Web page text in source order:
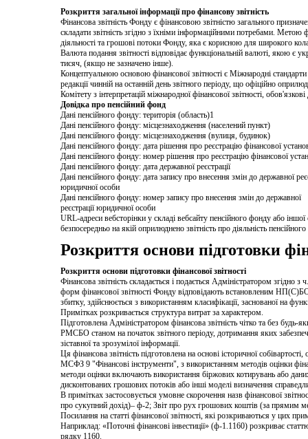
Розкриття загальної інформації про фінансову звітність
Фінансова звітність Фонду є фінансовою звітністю загального
складати звітність згідно з їхніми інформаційними потребами. Метою
діяльності та грошові потоки Фонду, яка є корисною для широкого
Валюта подання звітності відповідає функціональній валюті, якою є
тисяч, (якщо не зазначено інше).
Концептуальною основою фінансової звітності є Міжнародні
редакції чинній на останній день звітного періоду, що офіційно
Комітету з інтерпретацій міжнародної фінансової звітності,
Довідка про пенсійний фонд
Дані пенсійного фонду: територія (область)1
Дані пенсійного фонду: місцезнаходження (населений пункт)
Дані пенсійного фонду: місцезнаходження (вулиця, будинок)
Дані пенсійного фонду: дата рішення про реєстрацію фінансової
Дані пенсійного фонду: номер рішення про реєстрацію фінансової
Дані пенсійного фонду: дата державної реєстрації
Дані пенсійного фонду: дата запису про внесення змін до державної
юридичної особи
Дані пенсійного фонду: номер запису про внесення змін до державної
реєстрації юридичної особи
URL-адреси вебсторінки у складі вебсайту пенсійного фонду або іншої
безпосередньо на якій оприлюднено звітність про діяльність
Розкриття основи підготовки
Розкриття основи підготовки фінансової звітності
Фінансова звітність складається і подається Адміністратором
форм фінансової звітності Фонду відповідають встановленим
збитку, здійснюється з використанням класифікації, заснованої на
Примітках розкривається структура витрат за характером.
Підготовлена Адміністратором фінансова звітність чітко та без
РМСБО станом на початок звітного періоду, дотримання яких
зіставної та зрозумілої інформації.
Ця фінансова звітність підготовлена на основі історичної
МСФЗ 9 "Фінансові інструменти", з використанням методів оцінки
методи оцінки включають використання біржових котирувань або
дисконтованих грошових потоків або інші моделі визначення
В примітках застосовується умовне скорочення назв фінансової
про сукупний дохід)– ф-2; Звіт про рух грошових коштів (за прямим
Посилання на статті фінансової звітності, які розкриваються у цих
Наприклад: «Поточні фінансові інвестиції» (ф-1.1160) розкриває
рядку 1160.